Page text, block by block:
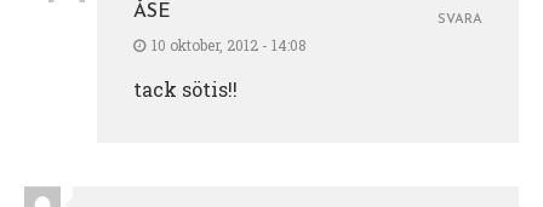
ÅSE
10 oktober, 2012 - 14:08
tack sötis!!
SVARA